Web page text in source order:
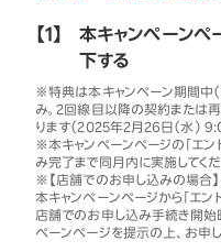
【1】
本キャンペーンペ
下する
※特典は本キャンペーン期間中
み。2回線目以降の契約または
ります（2025年2月26日（水）
※本キャンペーンページの「エン
み完了まで同月内に実施してく
※【店舗でのお申し込みの場合
本キャンペーンページから「エン
店舗でのお申し込み手続き開始
ペーンページを提示の上、お申し